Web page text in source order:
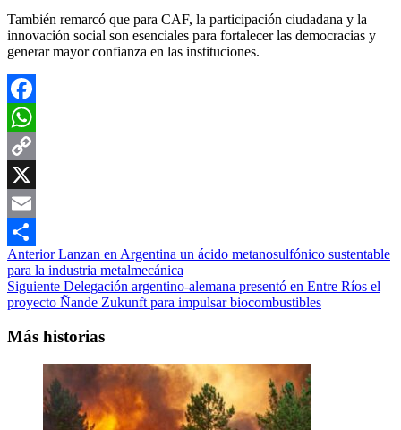
También remarcó que para CAF, la participación ciudadana y la
innovación social son esenciales para fortalecer las democracias y
generar mayor confianza en las instituciones.
Facebook
WhatsApp
Copy
Link
X
Email
Compartir
Navegación
de
entradas
AnteriorLanzan en Argentina un ácido metanosulfónico sustentable
para la industria metalmecánica
Siguiente Delegación argentino-alemana presentó en Entre Ríos el
proyecto Ñande Zukunft para impulsar biocombustibles
Más historias